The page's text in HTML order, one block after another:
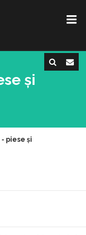
și
- piese și